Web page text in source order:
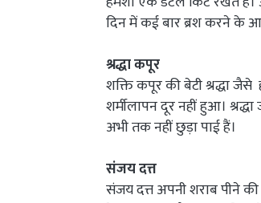
दिन में कई बार ब्रश करने के
श्रद्धा कपूर
शक्ति कपूर की बेटी श्रद्धा
शर्मीलापन दूर नहीं हुआ।
अभी तक नहीं छुड़ा पाई हैं।
संजय दत्त
संजय दत्त अपनी शराब पीने